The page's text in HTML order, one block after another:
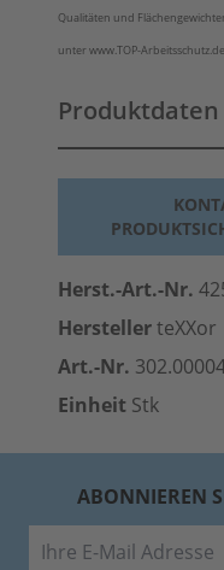
Qualitäten und
unter www.TOP-
Produktdaten
Herst.-Art.-Nr.
HerstellerteXXor
Art.-Nr.
Einheit Stk
ABONNIEREN